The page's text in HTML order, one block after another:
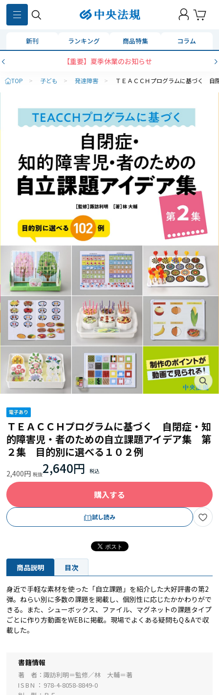
新刊 ランキング 商品特集 コラム
【重要】夏季休業のお知らせ
TOP > 子ども > 発達障害 > ＴＥＡＣＣＨプログラムに基づく 自
ＴＥＡＣＣＨプログラムに基づく 自閉症・知
的障害児・者のための自立課題アイデア集 第
２集 目的別に選べる１０２例
2,400円 2,640円
購入する
試し読み
商品説明 目次
身近で手軽な素材を使った「自立課題」を紹介した大好評書の第2
弾。ねらい別に多数の課題を掲載し、個別性に応じたかかわりがで
きる。また、シューボックス、ファイル、マグネットの課題タイプ
ごとに作り方動画をWEBに掲載。現場でよくある疑問もQ＆Aで収
載した。
書籍情報
著 者
諏訪利明＝監修／林 大輔＝著
ISBN
978-4-8058-8849-0